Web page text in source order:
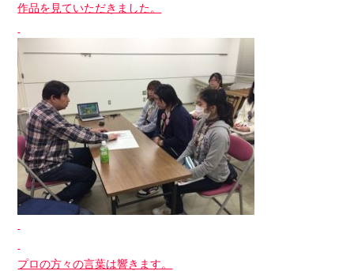
作品を見ていただきました。
プロの方々の言葉は響きます。